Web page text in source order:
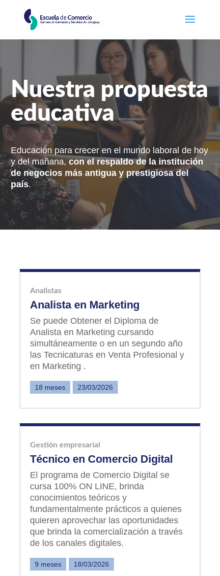
Nuestra propuesta
educativa
Educación para crecer en el mundo laboral de hoy
y del mañana,con el respaldo de la institución
de negocios más antigua y prestigiosa del
país.
Analistas
Analista en Marketing
Se puede Obtener el Diploma de
Analista en Marketing cursando
simultáneamente o en un segundo año
las Tecnicaturas en Venta Profesional y
en Marketing .
18 meses 23/03/2026
Gestión empresarial
Técnico en Comercio Digital
El programa de Comercio Digital se
cursa 100% ON LINE, brinda
conocimientos teóricos y
fundamentalmente prácticos a quienes
quieren aprovechar las oportunidades
que brinda la comercialización a través
de los canales digitales.
9 meses 18/03/2026